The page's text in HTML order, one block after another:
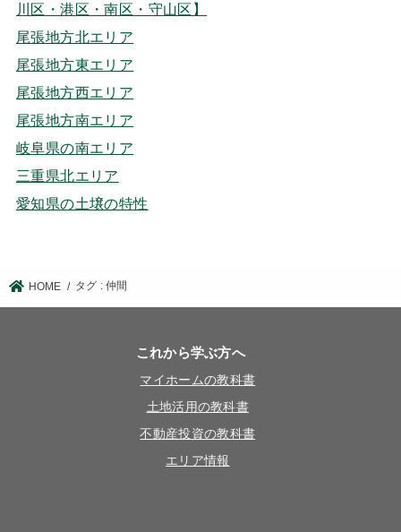
川区・港区・南区・守山区】
尾張地方北エリア
尾張地方東エリア
尾張地方西エリア
尾張地方南エリア
岐阜県の南エリア
三重県北エリア
愛知県の土壌の特性
HOME タグ : 仲間
これから学ぶ方へ
マイホームの教科書
土地活用の教科書
不動産投資の教科書
エリア情報